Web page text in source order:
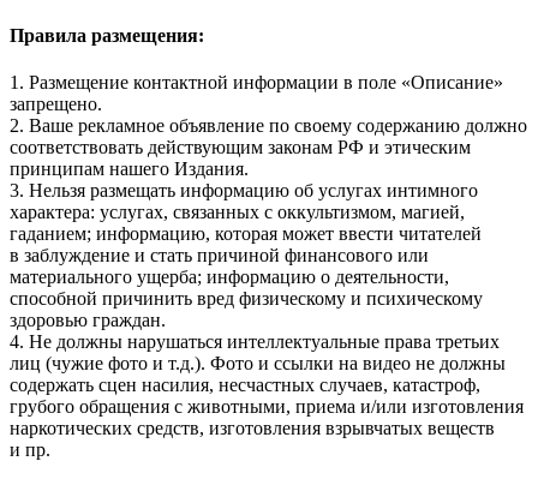
Правила размещения:
1. Размещение контактной информации в поле «Описание»
запрещено.
2. Ваше рекламное объявление по своему содержанию должно
соответствовать действующим законам РФ и этическим
принципам нашего Издания.
3. Нельзя размещать информацию об услугах интимного
характера: услугах, связанных с оккультизмом, магией,
гаданием; информацию, которая может ввести читателей
в заблуждение и стать причиной финансового или
материального ущерба; информацию о деятельности,
способной причинить вред физическому и психическому
здоровью граждан.
4. Не должны нарушаться интеллектуальные права третьих
лиц (чужие фото и т.д.). Фото и ссылки на видео не должны
содержать сцен насилия, несчастных случаев, катастроф,
грубого обращения с животными, приема и/или изготовления
наркотических средств, изготовления взрывчатых веществ
и пр.